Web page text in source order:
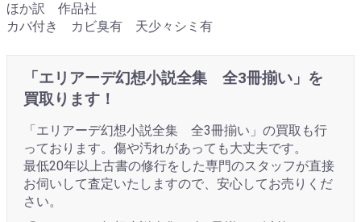
ほか訳 作品社
カバ付き カビ臭有 天少々シミ有
「エリアーデ幻想小説全集 全3冊揃い」を
買取ります！
「エリアーデ幻想小説全集 全3冊揃い」の買取も行
っております。傷や汚れがあっても大丈夫です。
最低20年以上古書の修行をした専門のスタッフが直接
お伺いして査定いたしますので、安心してお売りくだ
さい。